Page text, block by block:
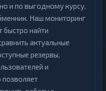
и по выгодному курсу,
Наш мониторинг
найти
актуальные
резервы,
и